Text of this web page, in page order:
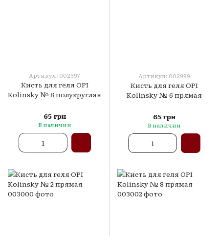
Артикул: 002997
Кисть для геля OPI
Kolinsky № 8 полукруглая
65 грн
В наличии
Артикул: 002999
Кисть для геля OPI
Kolinsky № 6 прямая
65 грн
В наличии